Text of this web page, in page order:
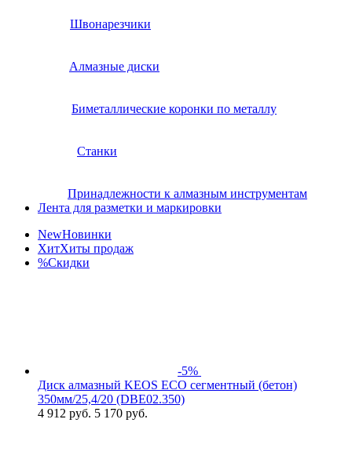
Швонарезчики
Алмазные диски
Биметаллические коронки по металлу
Станки
Принадлежности к алмазным инструментам
Лента для разметки и маркировки
NewНовинки
ХитХиты продаж
%Скидки
-5%
Диск алмазный KEOS ECO сегментный (бетон)
350мм/25,4/20 (DBE02.350)
4 912 руб. 5 170 руб.